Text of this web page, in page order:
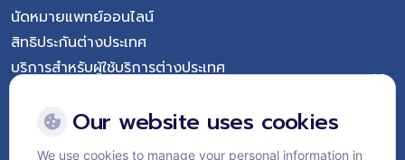
นัดหมายแพทย์ออนไลน์
สิทธิประกันต่างประเทศ
บริการสำหรับผู้ใช้บริการต่างประเทศ
Follow Vejthani International Hospital
Our website uses cookies
We use cookies to manage your personal information in